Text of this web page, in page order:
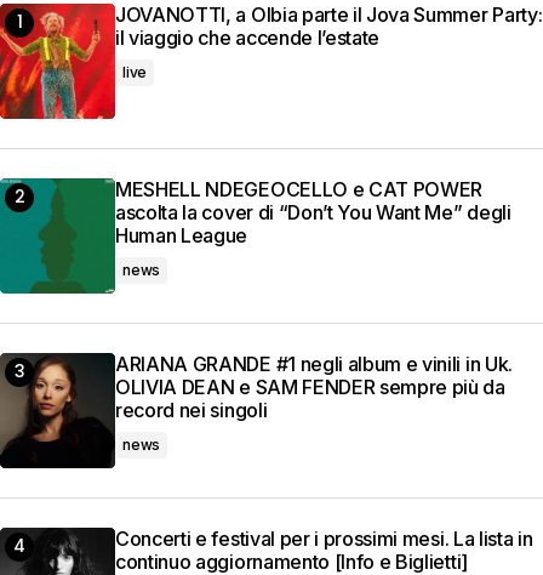
JOVANOTTI, a Olbia parte il Jova Summer Party:
il viaggio che accende l’estate
live
MESHELL NDEGEOCELLO e CAT POWER
ascolta la cover di “Don’t You Want Me” degli
Human League
news
ARIANA GRANDE #1 negli album e vinili in Uk.
OLIVIA DEAN e SAM FENDER sempre più da
record nei singoli
news
Concerti e festival per i prossimi mesi. La lista in
continuo aggiornamento [Info e Biglietti]